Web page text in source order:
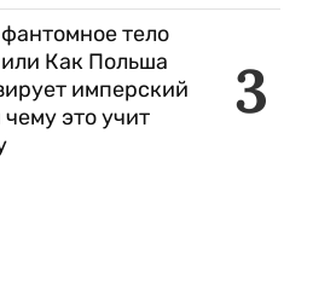
3
тело
Как Польша
имперский
это учит